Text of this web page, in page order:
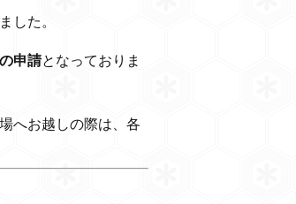
した。
申請となっておりま
へお越しの際は、各